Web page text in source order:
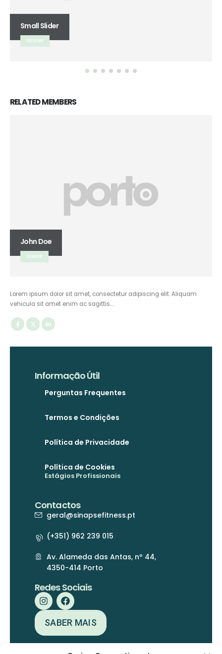
RELATEDMEMBERS
John Doe
LEADER
Lorem ipsum dolor sit amet, consectetur adipiscing elit. Aliquam
vehicula sit amet enim ac sagittis….
Informação Útil
Perguntas Frequentes
Termos e Condições
Política de Privacidade
Política de Cookies
Estágios Profissionais
Contactos
geral@sinapsefitness.pt
(+351) 962 239 015
Av. Alameda das Antas, nº 44,
4350-414 Porto
Redes Sociais
SABER MAIS